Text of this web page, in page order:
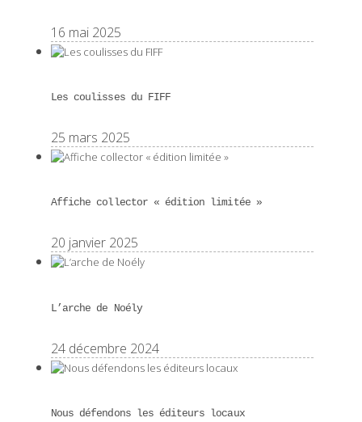
16 mai 2025
Les coulisses du FIFF
25 mars 2025
Affiche collector « édition limitée »
20 janvier 2025
L’arche de Noély
24 décembre 2024
Nous défendons les éditeurs locaux